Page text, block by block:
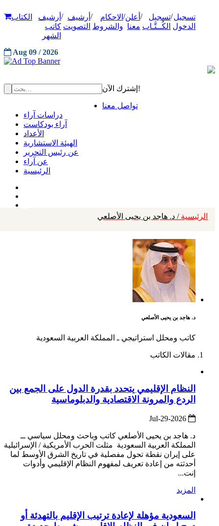
تسجيل
الدخول
/تسجيل
الكُــتَّـاب
/ أعلن
معنا
/ الاحكام
والشروط
/ أرشيف
التصويت
/ أرشيف
كاتب
الشهر
الكتاب
Aug 09 / 2026
إشترك الآن!
تواصل معنا
دراسات آراء
آراء بودكاست
الأعداد
الهيئة الاستشارية
عن رئيس التحرير
عن آراء
الرئيسية
الرئيسية / د. هاجد بن يحيى الأصلعي
د. هاجد بن يحيى الأصلعي
كاتب ومحلل استراتيجي ـ المملكة العربية السعودية
مقالات الكاتب
النظام الإقليمي يتحدد بقدرة الدول على الجمع بين
الردع والمرونة الاقتصادية والدبلوماسية
د. هاجد بن يحيى الأصلعي كاتب وباحث ومحلل سياسي ــ
المملكة العربية السعودية مثلت الحرب الأمريكية / الإسرائيلية
على إيران نقطة تحول مفصلية في تاريخ الشرق الأوسط لما
أحدثته من إعادة تعريف لمفهوم النظام الإقليمي وأدوات
إنت...
المزيد
السعودية مؤهلة لإعادة ترتيب الإقليم بالتهدئة أو